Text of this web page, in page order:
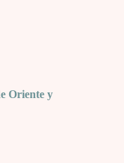
Oriente y